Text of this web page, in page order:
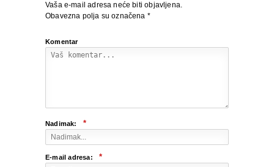
Vaša e-mail adresa neće biti objavljena.
Obavezna polja su označena *
Komentar
Nadimak: *
E-mail adresa: *